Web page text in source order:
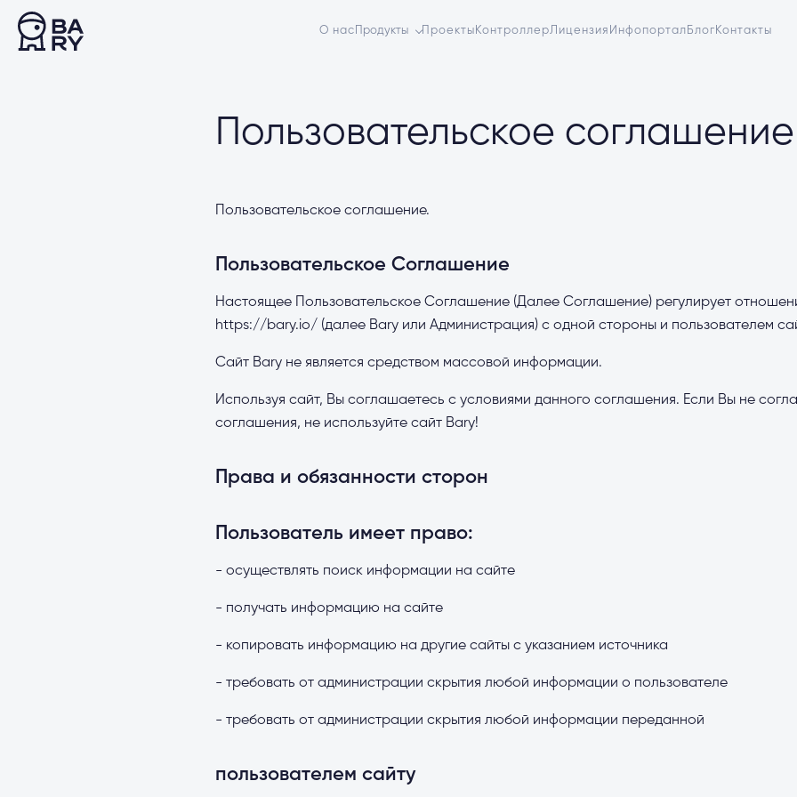
О нас Продукты Проекты КонтроллерЛицензия Инфопортал Блог Контакты
Пользовательское соглашение
Пользовательское соглашение.
Пользовательское Соглашение
Настоящее Пользовательское Соглашение (Далее Соглашение) регулирует
https://bary.io/ (далее Bary или Администрация) с одной стороны и пользователем
Сайт Bary не является средством массовой информации.
Используя сайт, Вы соглашаетесь с условиями данного соглашения. Если Вы не
соглашения, не используйте сайт Bary!
Права и обязанности сторон
Пользователь имеет право:
- осуществлять поиск информации на сайте
- получать информацию на сайте
- копировать информацию на другие сайты с указанием источника
- требовать от администрации скрытия любой информации о пользователе
- требовать от администрации скрытия любой информации переданной
пользователем сайту